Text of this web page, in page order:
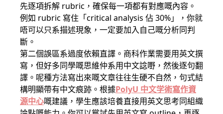
先逐項拆解 rubric，確保每一項都有對應嘅內容。
例如 rubric 寫住「critical analysis 佔 30%」，你就
唔可以只系描述現象，一定要加入自己嘅分析同判
斷。
第二個誤區系過度依賴直譯。商科作業需要用英文撰
寫，但好多同學嘅思維仲系用中文諗嘢，然後逐句翻
譯。呢種方法寫出來嘅文章往往生硬不自然，句式結
構明顯帶有中文痕跡。根據PolyU 中文学術寫作資
源中心嘅建議，學生應該培養直接用英文思考同組織